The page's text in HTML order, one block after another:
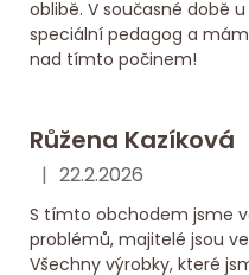
oblibě. V současné době
speciální pedagog a
nad tímto počinem!
Růžena Kazíková
Hodnocení obchodu je
| 22.2.2026
S tímto obchodem jsme
problémů, majitelé jsou
Všechny výrobky, které